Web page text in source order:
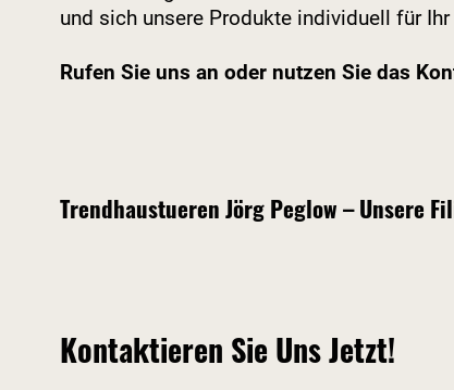
und sich unsere Produkte individuell für
Rufen Sie uns an oder nutzen Sie das
Trendhaustueren Jörg Peglow – Unsere
Kontaktieren Sie Uns Jetzt!